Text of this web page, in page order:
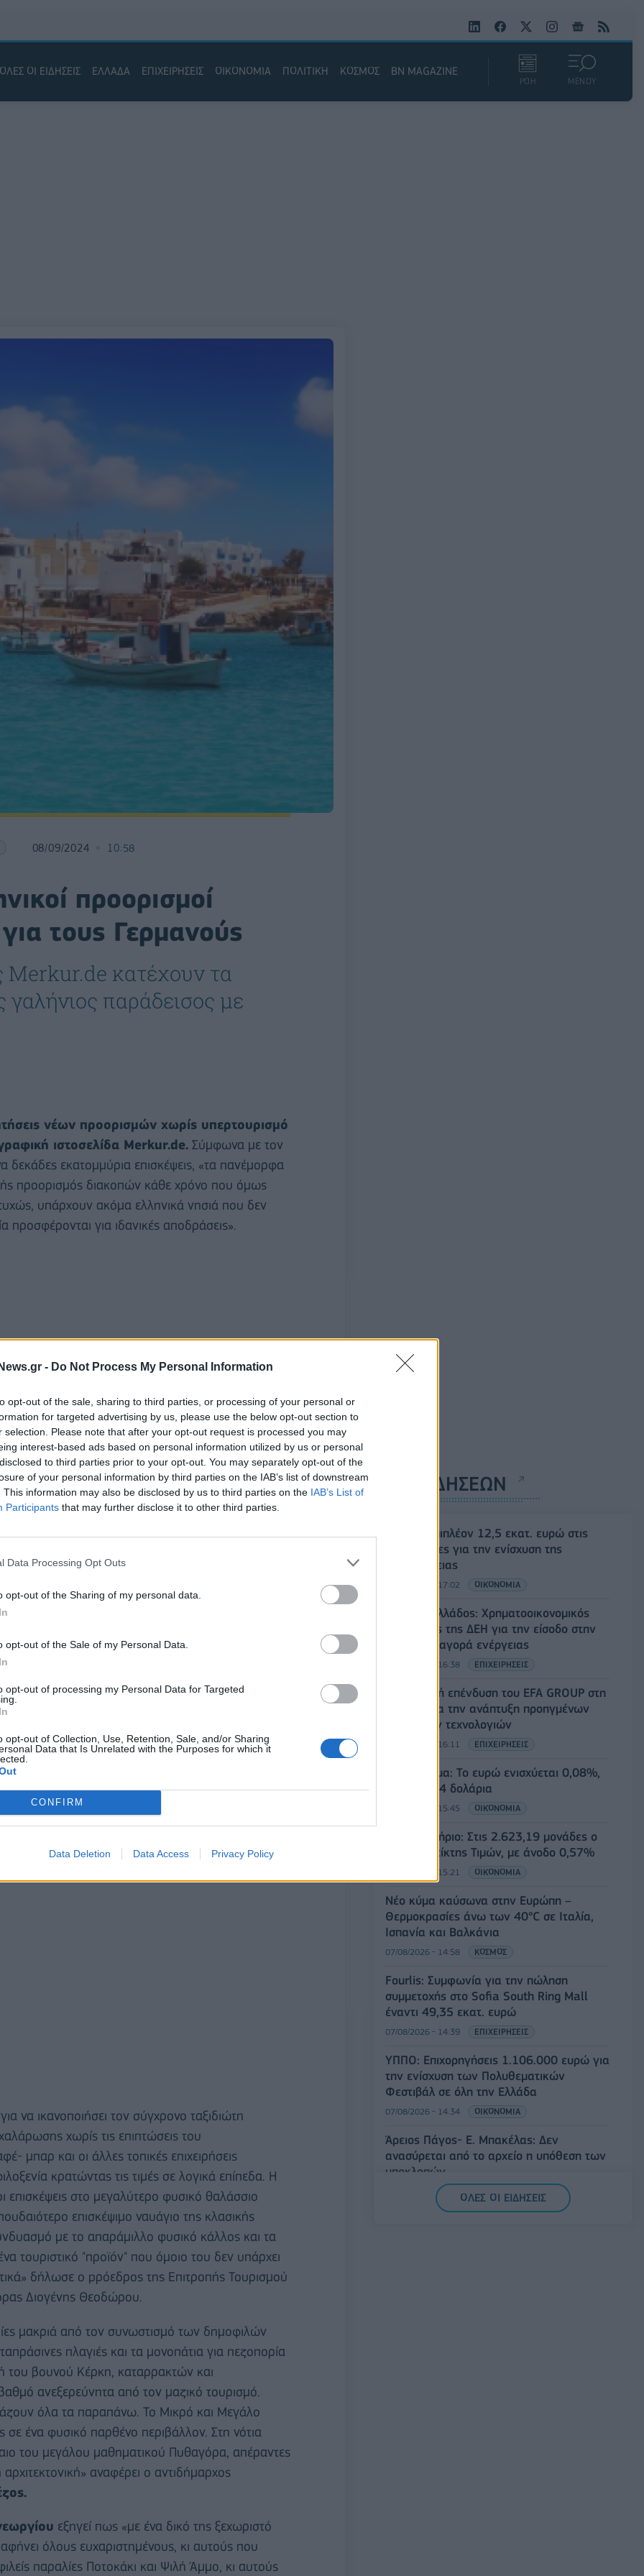
- Do Not Process My Personal Information
opt-out of the sale, sharing to third parties, or processing of your personal or
for targeted advertising by us, please use the below opt-out section to
selection. Please note that after your opt-out request is processed you may
interest-based ads based on personal information utilized by us or personal
to third parties prior to your opt-out. You may separately opt-out of the
of your personal information by third parties on the IAB’s list of downstream
This information may also be disclosed by us to third parties on the IAB’s List of
Participants that may further disclose it to other third parties.
Data Processing Opt Outs
opt-out of the Sharing of my personal data.
opt-out of the Sale of my Personal Data.
opt-out of processing my Personal Data for Targeted
opt-out of Collection, Use, Retention, Sale, and/or Sharing
Data that Is Unrelated with the Purposes for which it
CONFIRM
Data Deletion Data Access Privacy Policy
ΟΛΕΣ ΟΙ ΕΙΔΗΣΕΙΣ ΕΛΛΑΔΑ ΕΠΙΧΕΙΡΗΣΕΙΣ ΟΙΚΟΝΟΜΙΑ ΠΟΛΙΤΙΚΗ ΚΟΣΜΟΣ BN MAGAZINE
ΡΟΗ ΜΕΝΟΥ
08/09/2024 10:58
προορισμοί
τους Γερμανούς
Merkur.de κατέχουν τα
παράδεισος με
νέων προορισμών χωρίς υπερτουρισμό
ιστοσελίδα Merkur.de. Σύμφωνα με τον
δεκάδες εκατομμύρια επισκέψεις, «τα πανέμορφα
προορισμός διακοπών κάθε χρόνο που όμως
υπάρχουν ακόμα ελληνικά νησιά που δεν
για ιδανικές αποδράσεις».
τα Κουφονήσια που είναι ένας γαλήνιος
η Σαμοθράκη με τις υπέροχες φυσικές
με τιρκουάζ νερά, άγρια φύση, μαγευτικές
αρχαίο ναυάγιο της Περιστέρας για
ως το νησί της μακροβιότητας, η μυροβόλος
που γοητεύει με τις αναλλοίωτες
Αντίπαρος και η Αμοργός με τα μοναδικά
ολοκληρώνεται με την Εύβοια, που εκπλήσσει
και τη Σάμο, που διαθέτει ονειρικές
αναρίθμητα σοκάκια.
τις νέες ταξιδιωτικές τάσεις που έλκουν
διαμονή και καλό φαγητό, τη μοναδική
σε όλα τα επίπεδα ,όπως
δεκάδες παραλίες, αιωνόβιες παραδόσεις και
φαινόμενα υπερτουρισμού. Το δεύτερο
από την Ελλάδα, την Ιταλία, την
και άλλες αγορές της Ευρώπης και πιο
Δήμου Καρπάθου Τάσος Μηλιός.
να ικανοποιήσει τον σύγχρονο ταξιδιώτη
χωρίς τις επιπτώσεις του
μπαρ και οι άλλες τοπικές επιχειρήσεις
κρατώντας τις τιμές σε λογικά επίπεδα. Η
στο μεγαλύτερο φυσικό θαλάσσιο
επισκέψιμο ναυάγιο της κλασικής
με το απαράμιλλο φυσικό κάλλος και τα
τουριστικό "προϊόν" που όμοιο του δεν υπάρχει
δήλωσε ο pρόεδρος της Επιτροπής Τουρισμού
Διογένης Θεοδώρου.
μακριά από τον συνωστισμό των δημοφιλών
πλαγιές και τα μονοπάτια για πεζοπορία
βουνού Κέρκη, καταρρακτών και
ανεξερεύνητα από τον μαζικό τουρισμό.
όλα τα παραπάνω. Το Μικρό και Μεγάλο
σε ένα φυσικό παρθένο περιβάλλον. Στη νότια
του μεγάλου μαθηματικού Πυθαγόρα, απέραντες
αναφέρει ο αντιδήμαρχος
εξηγεί πως «με ένα δικό της ξεχωριστό
όλους ευχαριστημένους, κι αυτούς που
παραλίες Ποτοκάκι και Ψιλή Άμμο, κι αυτούς
ΡΟΗ ΕΙΔΗΣΕΩΝ
ΥΠΑΑΤ: Επιπλέον 12,5 εκατ. ευρώ στις
Περιφέρειες για την ενίσχυση της
βιοασφάλειας
07/08/2026 - 17:02 ΟΙΚΟΝΟΜΙΑ
Deloitte Ελλάδος: Χρηματοοικονομικός
σύμβουλος της ΔΕΗ για την είσοδο στην
πολωνική αγορά ενέργειας
07/08/2026 - 16:38 ΕΠΙΧΕΙΡΗΣΕΙΣ
Στρατηγική επένδυση του EFA GROUP στη
Fractal για την ανάπτυξη προηγμένων
αμυντικών τεχνολογιών
07/08/2026 - 16:11 ΕΠΙΧΕΙΡΗΣΕΙΣ
Συνάλλαγμα: Το ευρώ ενισχύεται 0,08%,
στα 1,1534 δολάρια
07/08/2026 - 15:45 ΟΙΚΟΝΟΜΙΑ
Χρηματιστήριο: Στις 2.623,19 μονάδες ο
Γενικός Δείκτης Τιμών, με άνοδο 0,57%
07/08/2026 - 15:21 ΟΙΚΟΝΟΜΙΑ
Νέο κύμα καύσωνα στην Ευρώπη –
Θερμοκρασίες άνω των 40°C σε Ιταλία,
Ισπανία και Βαλκάνια
07/08/2026 - 14:58 ΚΟΣΜΟΣ
Fourlis: Συμφωνία για την πώληση
συμμετοχής στο Sofia South Ring Mall
έναντι 49,35 εκατ. ευρώ
07/08/2026 - 14:39 ΕΠΙΧΕΙΡΗΣΕΙΣ
ΥΠΠΟ: Επιχορηγήσεις 1.106.000 ευρώ για
την ενίσχυση των Πολυθεματικών
Φεστιβάλ σε όλη την Ελλάδα
07/08/2026 - 14:34 ΟΙΚΟΝΟΜΙΑ
Άρειος Πάγος- Ε. Μπακέλας: Δεν
ανασύρεται από το αρχείο η υπόθεση των
υποκλοπών
07/08/2026 - 14:11 ΕΛΛΑΔΑ
ΟΛΕΣ ΟΙ ΕΙΔΗΣΕΙΣ